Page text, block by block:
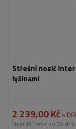
Střešní nosič Inter
lyžinami
2 239,00 Kč s
Nejnižší cena od 30